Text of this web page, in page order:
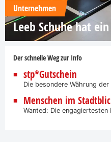
Unternehmen
Leeb Schuhe hat
Der schnelle Weg zur Info
stp*Gutschein
Die besondere Währung
Menschen im
Wanted: Die engagiertesten